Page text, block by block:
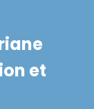
et